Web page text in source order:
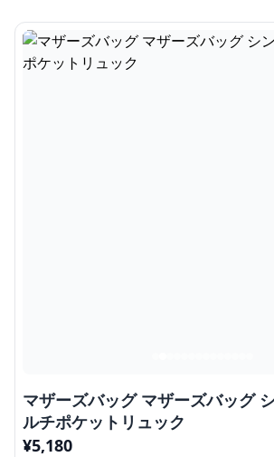
マザーズバッグ マザーズバッグ
ルチポケットリュック
¥5,180